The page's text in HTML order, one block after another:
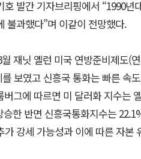
호 발간 기자브리핑에서 “1990
불과했다”며 이같이 전망했다.
재닛 옐런 미국 연방준비제도(
보였고 신흥국 통화는 빠른 속
버그에 따르면 미 달러화 지수는
승한 반면 신흥국통화지수는
가 강세 가능성과 이에 따른 자본